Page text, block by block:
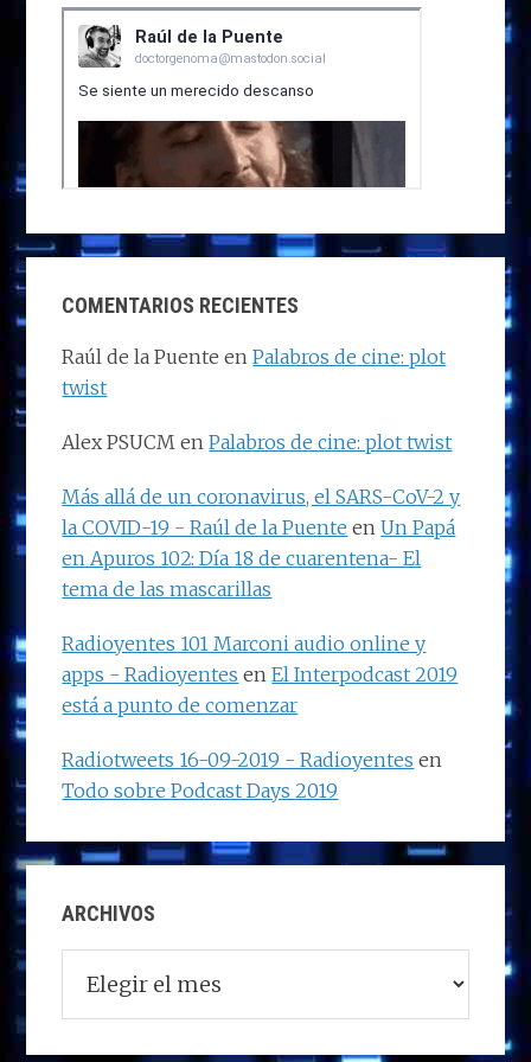
COMENTARIOS RECIENTES
Raúl de la Puente enPalabros de cine: plot
twist
Alex PSUCM enPalabros de cine: plot twist
Más allá de un coronavirus, el SARS-CoV-2 y
la COVID-19 - Raúl de la Puente enUn Papá
en Apuros 102: Día 18 de cuarentena- El
tema de las mascarillas
Radioyentes 101 Marconi audio online y
apps - Radioyentes enEl Interpodcast 2019
está a punto de comenzar
Radiotweets 16-09-2019 - Radioyentes en
Todo sobre Podcast Days 2019
ARCHIVOS